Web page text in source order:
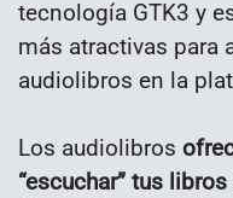
tecnología GTK3 y
más atractivas para
audiolibros en la
Los audiolibros
“escuchar” tus